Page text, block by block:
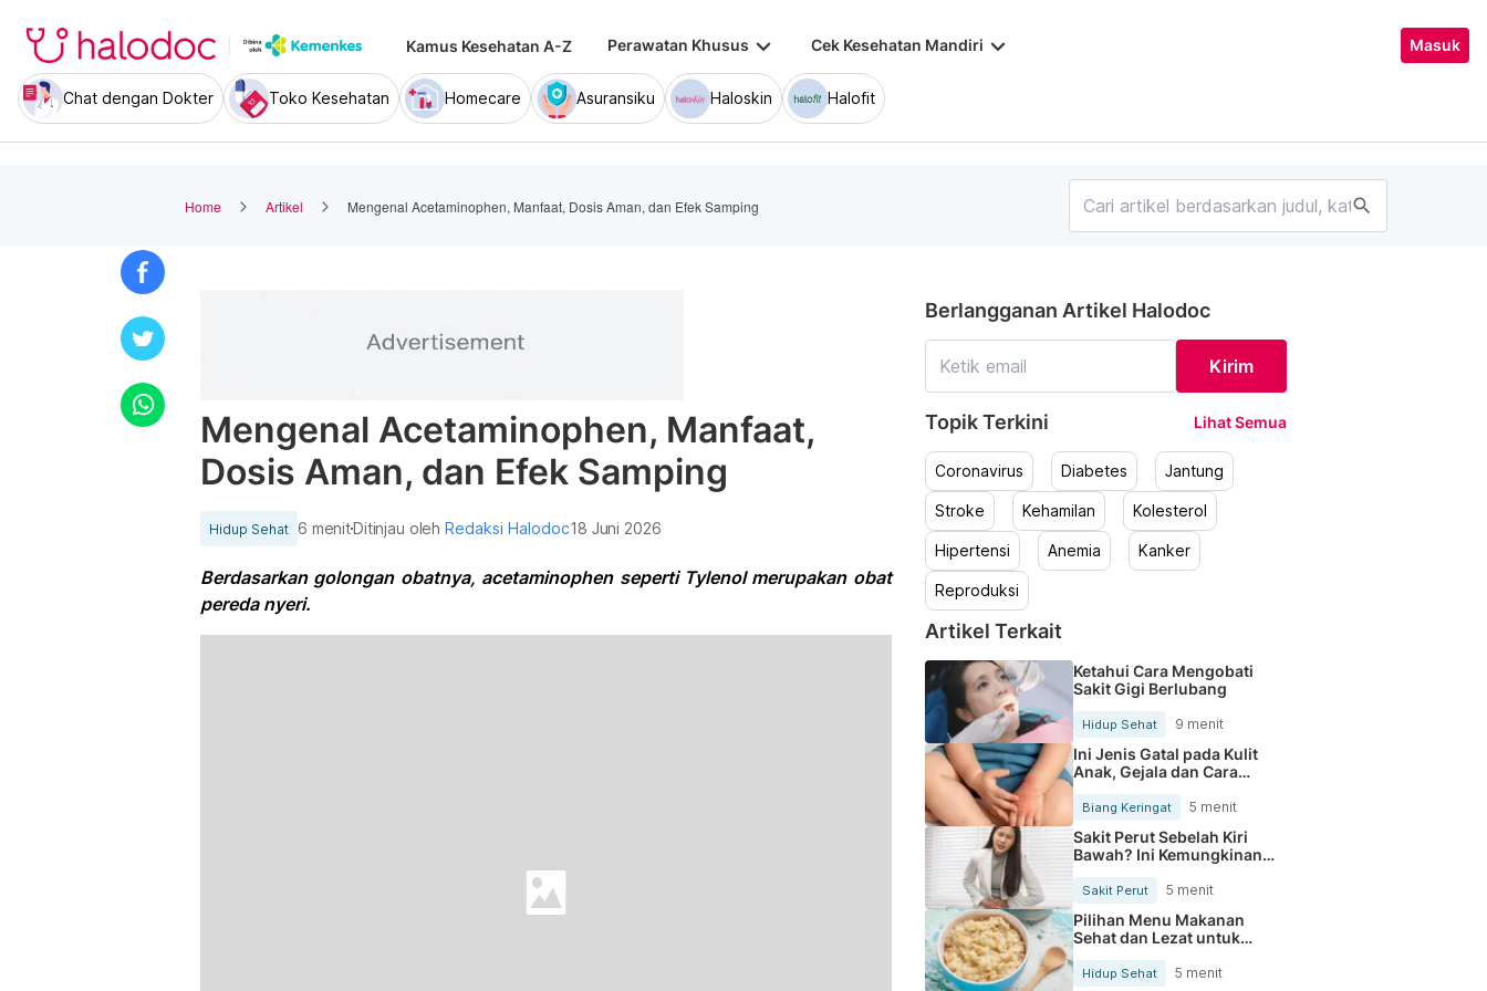
Kamus Kesehatan A-Z Perawatan Khusus keyboard_arrow_down Cek Kesehatan Mandiri keyboard_arrow_down Masuk
Chat dengan Dokter Toko Kesehatan Homecare Asuransiku Haloskin Halofit
Home Artikel Mengenal Acetaminophen, Manfaat, Dosis Aman, dan Efek Samping search
Mengenal Acetaminophen, Manfaat,
Dosis Aman, dan Efek Samping
Hidup Sehat 6 menitDitinjau olehRedaksi Halodoc18 Juni 2026
Berdasarkan golongan obatnya, acetaminophen seperti Tylenol merupakan obat
pereda nyeri.
Berlangganan Artikel Halodoc
Kirim
Topik Terkini Lihat Semua
Coronavirus Diabetes Jantung
Stroke Kehamilan Kolesterol
Hipertensi Anemia Kanker
Reproduksi
Artikel Terkait
Ketahui Cara Mengobati
Sakit Gigi Berlubang
Hidup Sehat 9 menit
Ini Jenis Gatal pada Kulit
Anak, Gejala dan Cara
Mengobatinya
Biang Keringat 5 menit
Sakit Perut Sebelah Kiri
Bawah? Ini Kemungkinan
Sakit Perut 5 menit
Pilihan Menu Makanan
Sehat dan Lezat untuk
Mengurangi Kolesterol
Hidup Sehat 5 menit